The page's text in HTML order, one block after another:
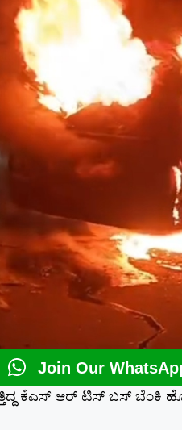
Join Our
ಕೆಎಸ್ ಆರ್ ಟಿಸ್ ಬಸ್ ಬೆಂಕಿ